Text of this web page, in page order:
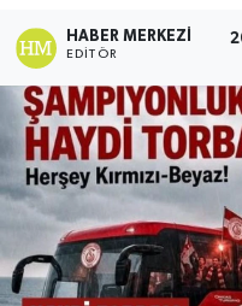
HABER MERKEZI
EDITÖR
Tüm Manşetler
Son Dakika
Haber Arşivi